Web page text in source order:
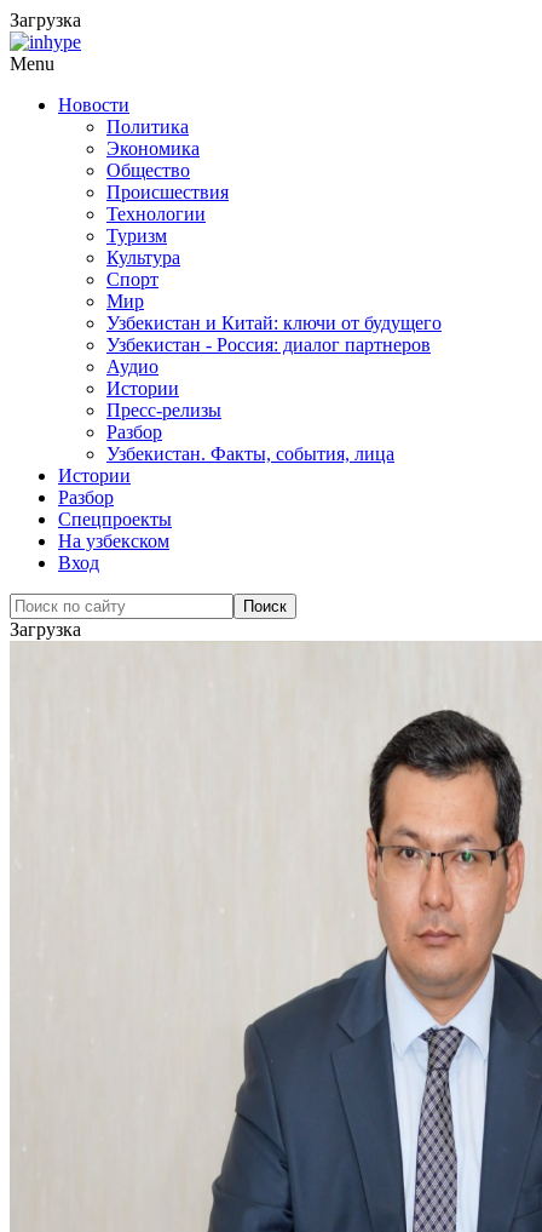
Загрузка
Menu
Новости
Политика
Экономика
Общество
Происшествия
Технологии
Туризм
Культура
Спорт
Мир
Узбекистан и Китай: ключи от будущего
Узбекистан - Россия: диалог партнеров
Аудио
Истории
Пресс-релизы
Разбор
Узбекистан. Факты, события, лица
Истории
Разбор
Спецпроекты
На узбекском
Вход
Загрузка